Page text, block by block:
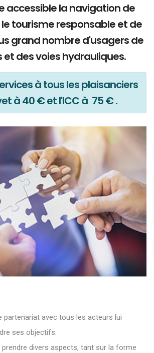
accessible la navigation de
tourisme responsable et de
grand nombre d'usagers de
et des voies hydrauliques.
à tous les plaisanciers
à 40 € et l'ICC à 75 € .
partenariat avec tous les acteurs lui
ses objectifs.
divers aspects, tant sur la forme